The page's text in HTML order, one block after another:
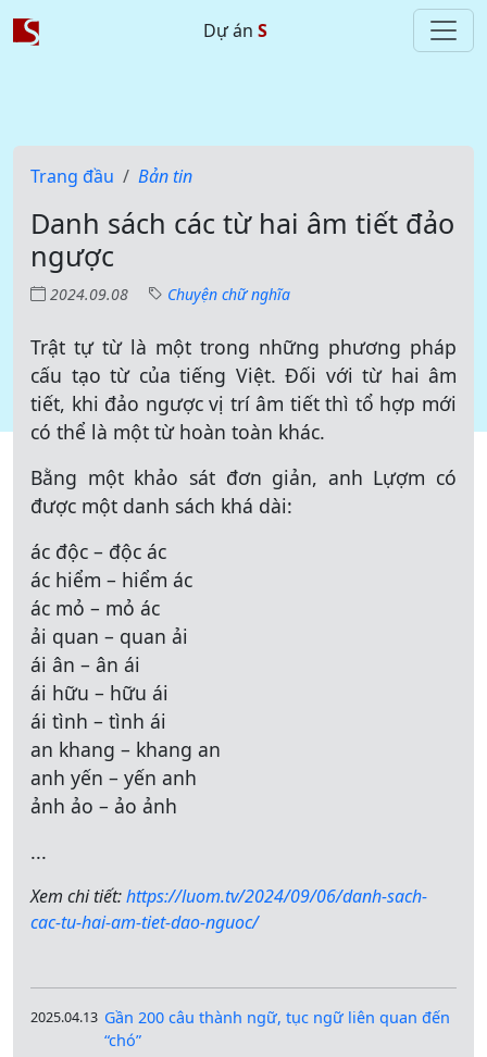
Dự án S
Trang đầu Bản tin
Danh sách các từ hai âm tiết đảo
ngược
2024.09.08 Chuyện chữ nghĩa
Trật tự từ là một trong những phương pháp
cấu tạo từ của tiếng Việt. Đối với từ hai âm
tiết, khi đảo ngược vị trí âm tiết thì tổ hợp mới
có thể là một từ hoàn toàn khác.
Bằng một khảo sát đơn giản, anh Lựợm có
được một danh sách khá dài:
ác độc – độc ác
ác hiểm – hiểm ác
ác mỏ – mỏ ác
ải quan – quan ải
ái ân – ân ái
ái hữu – hữu ái
ái tình – tình ái
an khang – khang an
anh yến – yến anh
ảnh ảo – ảo ảnh
...
Xem chi tiết:https://luom.tv/2024/09/06/danh-sach-
cac-tu-hai-am-tiet-dao-nguoc/
2025.04.13 Gần 200 câu thành ngữ, tục ngữ liên quan đến
“chó”